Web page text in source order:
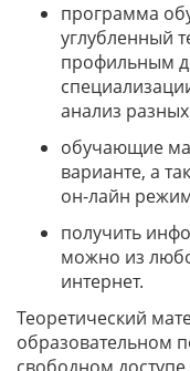
программа
углубленный
профильным
анализ
обучающие
варианте, а
он-лайн
получить
можно из
интернет.
Теоретический
образовательном